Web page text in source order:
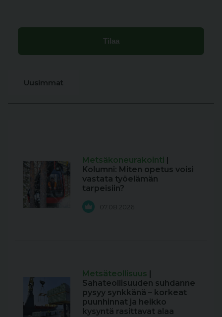
Uusimmat
Metsäkoneurakointi
Kolumni: Miten opetus voisi
vastata työelämän
tarpeisiin?
07.08.2026
Metsäteollisuus
Sahateollisuuden suhdanne
pysyy synkkänä – korkeat
puunhinnat ja heikko
kysyntä rasittavat alaa